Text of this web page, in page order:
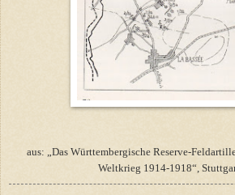
aus: „Das Württembergische Reserve-
Weltkrieg 1914-1918“,